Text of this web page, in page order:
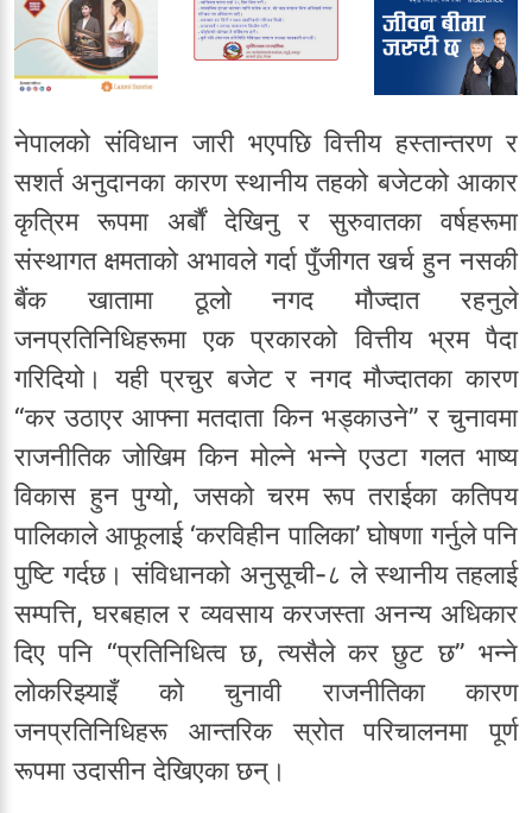
नेपालको संविधान जारी भएपछि वित्तीय हस्तान्तरण र
सशर्त अनुदानका कारण स्थानीय तहको बजेटको आकार
कृत्रिम रूपमा अर्बौं देखिनु र सुरुवातका वर्षहरूमा
संस्थागत क्षमताको अभावले गर्दा पुँजीगत खर्च हुन नसकी
बैंक खातामा ठूलो नगद मौज्दात रहनुले
जनप्रतिनिधिहरूमा एक प्रकारको वित्तीय भ्रम पैदा
गरिदियो। यही प्रचुर बजेट र नगद मौज्दातका कारण
“कर उठाएर आफ्ना मतदाता किन भड्काउने” र चुनावमा
राजनीतिक जोखिम किन मोल्ने भन्ने एउटा गलत भाष्य
विकास हुन पुग्यो, जसको चरम रूप तराईका कतिपय
पालिकाले आफूलाई ‘करविहीन पालिका’ घोषणा गर्नुले पनि
पुष्टि गर्दछ। संविधानको अनुसूची-८ ले स्थानीय तहलाई
सम्पत्ति, घरबहाल र व्यवसाय करजस्ता अनन्य अधिकार
दिए पनि “प्रतिनिधित्व छ, त्यसैले कर छुट छ” भन्ने
लोकरिझ्याइँ को चुनावी राजनीतिका कारण
जनप्रतिनिधिहरू आन्तरिक स्रोत परिचालनमा पूर्ण
रूपमा उदासीन देखिएका छन्।